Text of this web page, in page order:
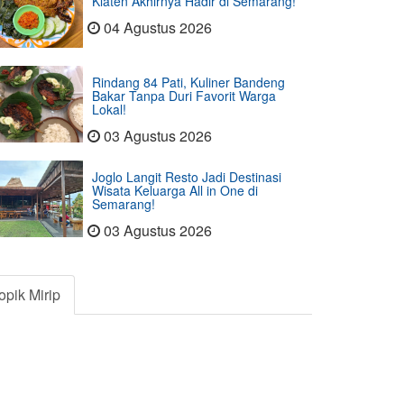
04 Agustus 2026
Rindang 84 Pati, Kuliner Bandeng
Bakar Tanpa Duri Favorit Warga
Lokal!
03 Agustus 2026
Joglo Langit Resto Jadi Destinasi
Wisata Keluarga All in One di
Semarang!
03 Agustus 2026
Mirip